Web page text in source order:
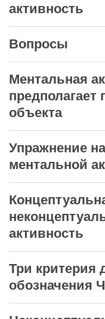
активность
Вопросы
Ментальная
предполагает
объекта
Упражнение
ментальной
активность
Три критерия
обозначения